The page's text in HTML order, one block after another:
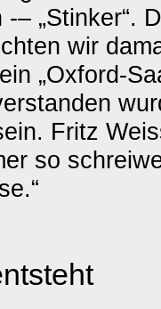
-– „Stinker“.
wir
„Oxford-
Fritz
so